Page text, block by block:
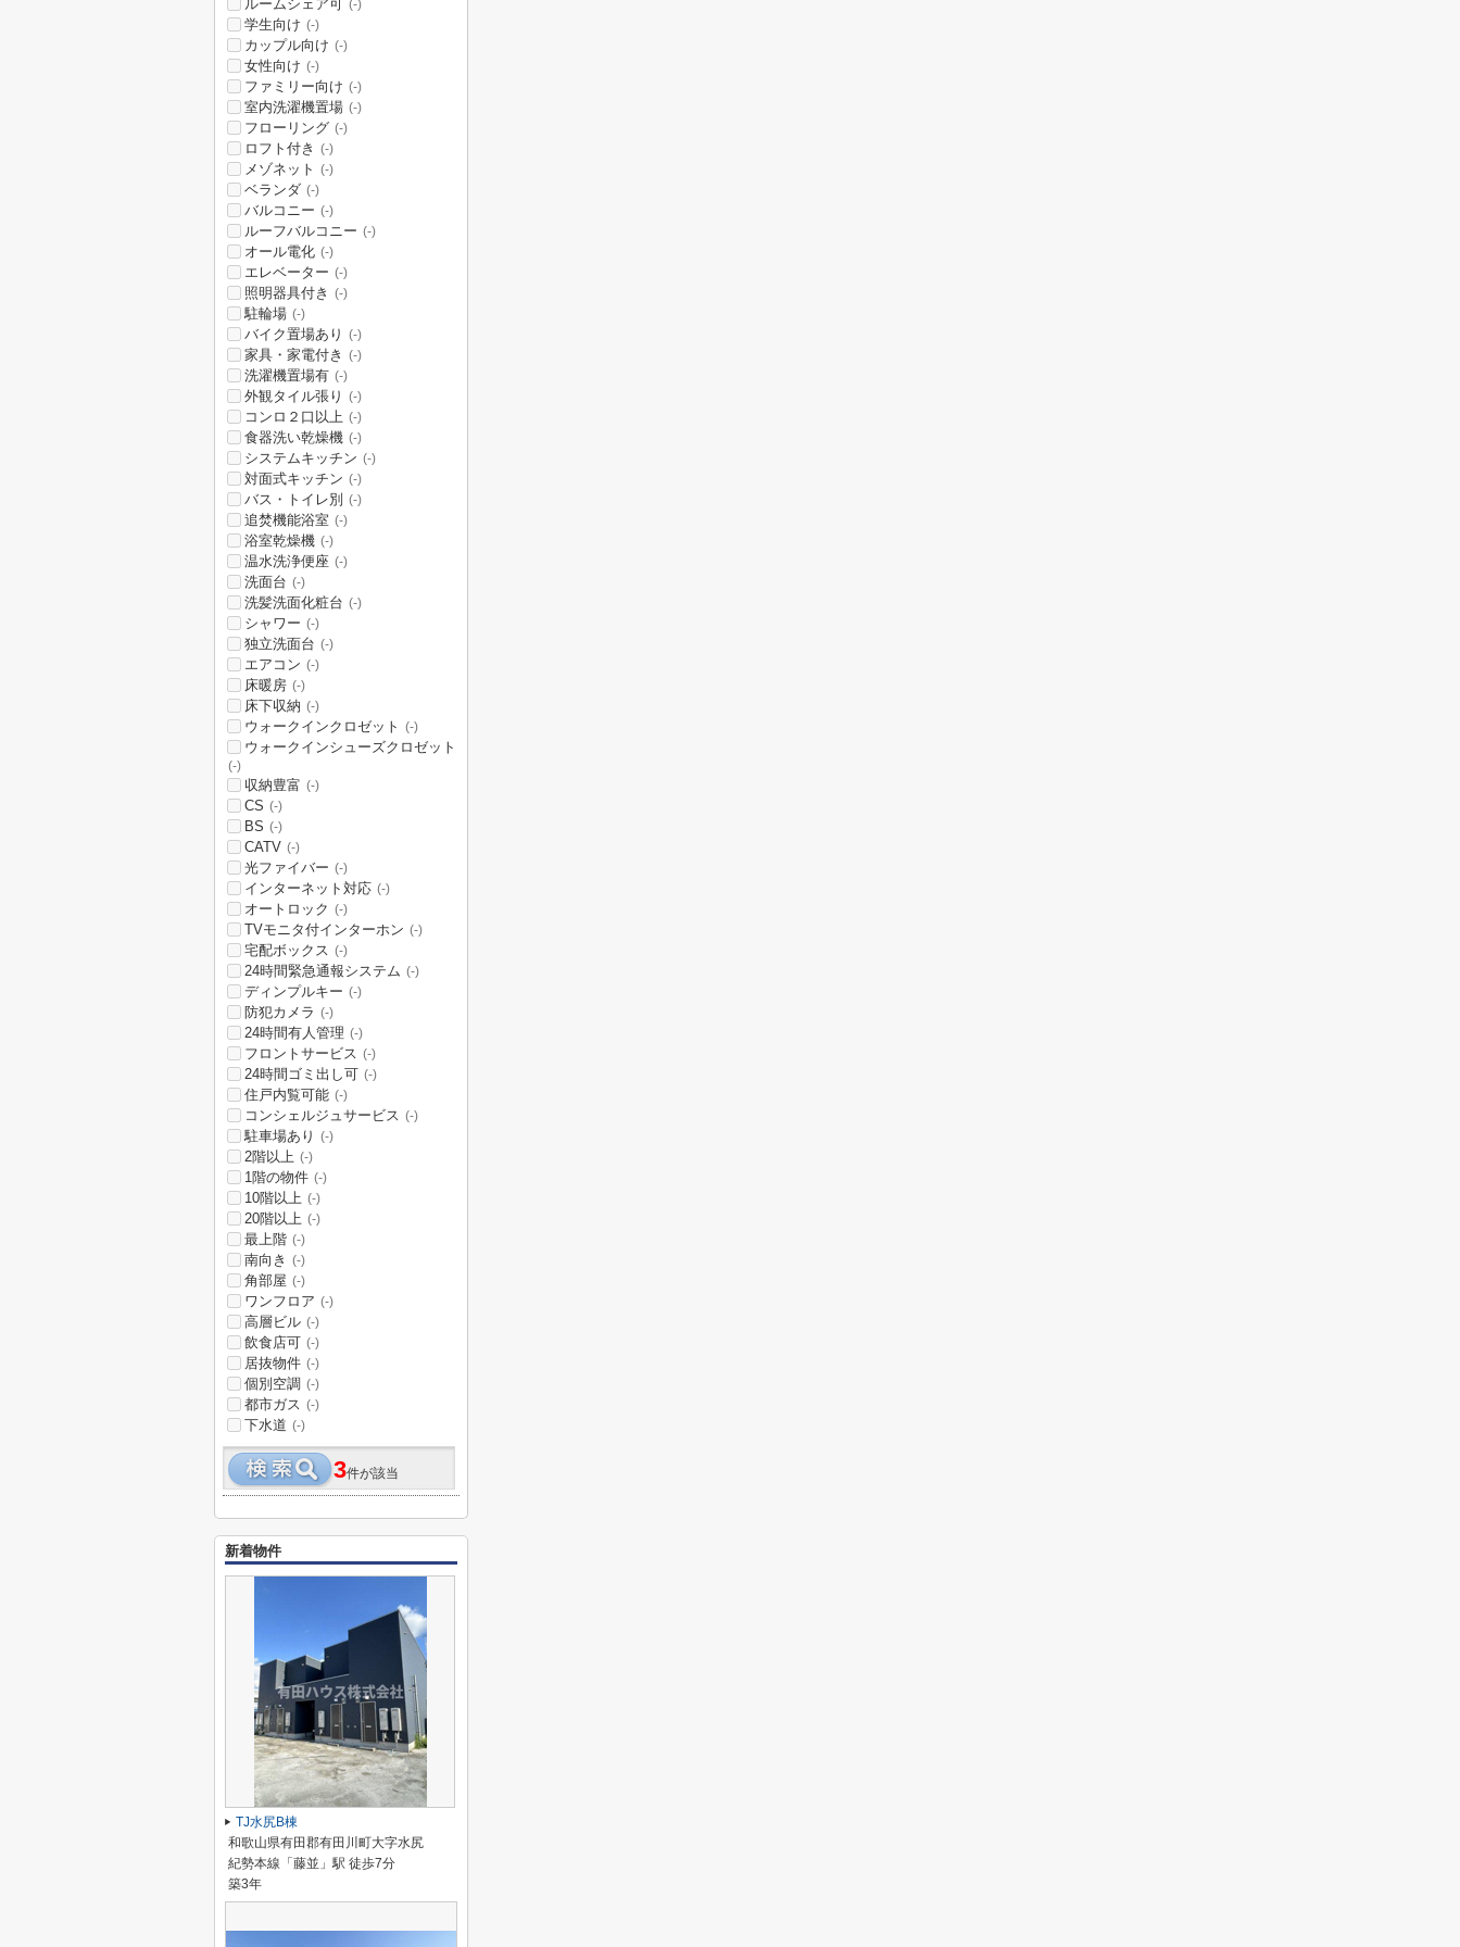
ルームシェア可 (-)
学生向け (-)
カップル向け (-)
女性向け (-)
ファミリー向け (-)
室内洗濯機置場 (-)
フローリング (-)
ロフト付き (-)
メゾネット (-)
ベランダ (-)
バルコニー (-)
ルーフバルコニー (-)
オール電化 (-)
エレベーター (-)
照明器具付き (-)
駐輪場 (-)
バイク置場あり (-)
家具・家電付き (-)
洗濯機置場有 (-)
外観タイル張り (-)
コンロ２口以上 (-)
食器洗い乾燥機 (-)
システムキッチン (-)
対面式キッチン (-)
バス・トイレ別 (-)
追焚機能浴室 (-)
浴室乾燥機 (-)
温水洗浄便座 (-)
洗面台 (-)
洗髪洗面化粧台 (-)
シャワー (-)
独立洗面台 (-)
エアコン (-)
床暖房 (-)
床下収納 (-)
ウォークインクロゼット (-)
ウォークインシューズクロゼット
(-)
収納豊富 (-)
CS (-)
BS (-)
CATV (-)
光ファイバー (-)
インターネット対応 (-)
オートロック (-)
TVモニタ付インターホン (-)
宅配ボックス (-)
24時間緊急通報システム (-)
ディンプルキー (-)
防犯カメラ (-)
24時間有人管理 (-)
フロントサービス (-)
24時間ゴミ出し可 (-)
住戸内覧可能 (-)
コンシェルジュサービス (-)
駐車場あり (-)
2階以上 (-)
1階の物件 (-)
10階以上 (-)
20階以上 (-)
最上階 (-)
南向き (-)
角部屋 (-)
ワンフロア (-)
高層ビル (-)
飲食店可 (-)
居抜物件 (-)
個別空調 (-)
都市ガス (-)
下水道 (-)
3件が該当
新着物件
TJ水尻B棟
和歌山県有田郡有田川町大字水尻
紀勢本線「藤並」駅 徒歩7分
築3年